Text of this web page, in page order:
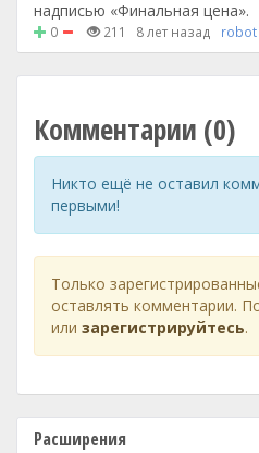
надписью «Финальная цена».
0 211 8 лет назад robot
Комментарии (0)
Никто ещё не оставил
первыми!
Только
оставлять комментарии.
или зарегистрируйтесь.
Расширения